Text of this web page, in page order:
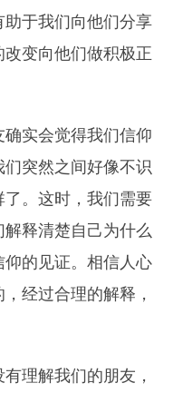
于我们向他们分享
变向他们做积极正
实会觉得我们信仰
突然之间好像不识
。这时，我们需要
释清楚自己为什么
的见证。相信人心
经过合理的解释，
理解我们的朋友，